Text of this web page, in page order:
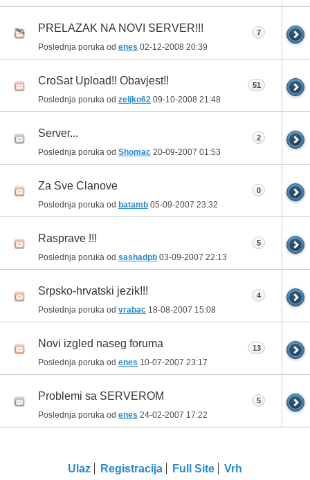
PRELAZAK NA NOVI SERVER!!!
Poslednja poruka od enes 02-12-2008 20:39
7
CroSat Upload!! Obavjest!!
Poslednja poruka od zeljko62 09-10-2008 21:48
51
Server...
Poslednja poruka od Shomac 20-09-2007 01:53
2
Za Sve Clanove
Poslednja poruka od batamb 05-09-2007 23:32
0
Rasprave !!!
Poslednja poruka od sashadpb 03-09-2007 22:13
5
Srpsko-hrvatski jezik!!!
Poslednja poruka od vrabac 18-08-2007 15:08
4
Novi izgled naseg foruma
Poslednja poruka od enes 10-07-2007 23:17
13
Problemi sa SERVEROM
Poslednja poruka od enes 24-02-2007 17:22
5
Ulaz Registracija Full Site Vrh